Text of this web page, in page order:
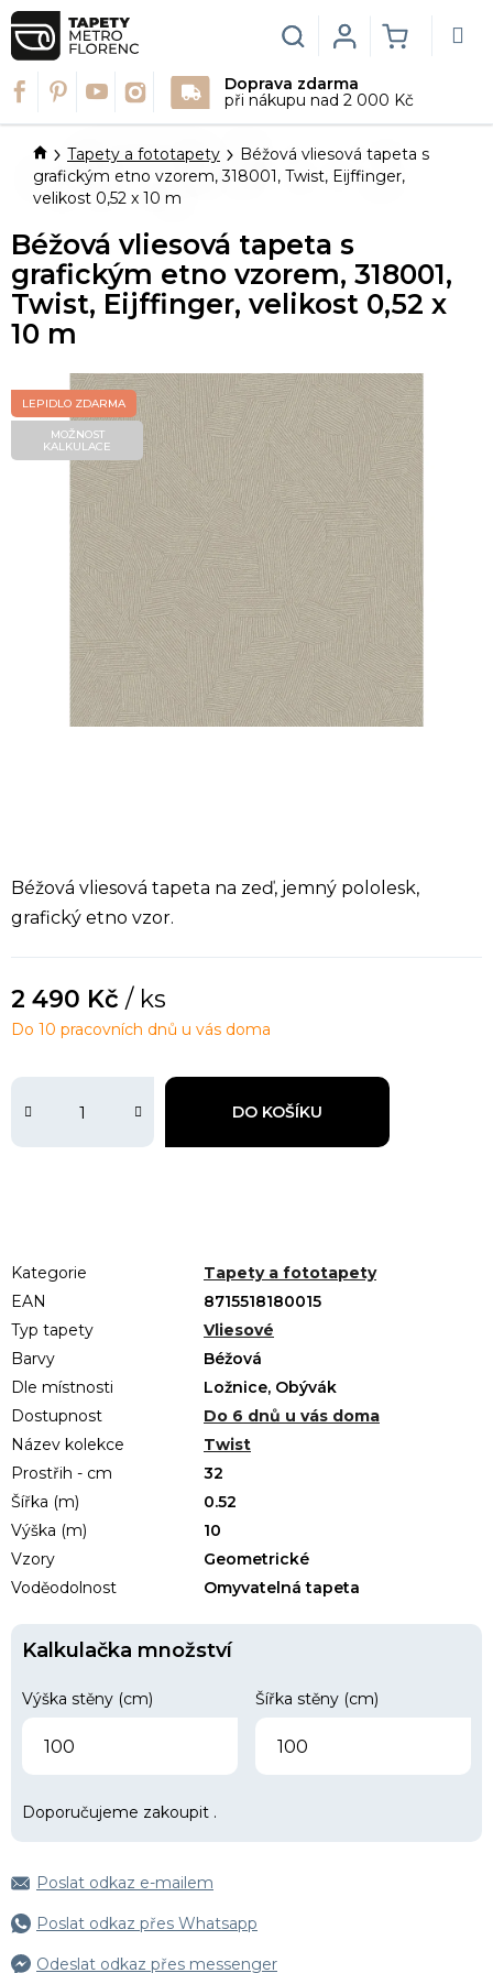
Přejít
na
obsah
Doprava zdarma
při nákupu nad 2 000 Kč
Hledat
KOŠÍK
Login
DomůTapety a fototapety
Béžová vliesová tapeta s
grafickým etno vzorem, 318001, Twist, Eijffinger,
velikost 0,52 x 10 m
Béžová vliesová tapeta na zeď, jemný pololesk,
grafický etno vzor.
2 490 Kč / ks
DO KOŠÍKU
Do 10 pracovních dnů u vás doma
Kategorie
Tapety a fototapety
EAN
8715518180015
Typ tapety
Vliesové
Barvy
Béžová
Dle místnosti
Ložnice, Obývák
Dostupnost
Do 6 dnů u vás doma
Název kolekce
Twist
Prostřih - cm
32
Šířka (m)
0.52
Výška (m)
10
Vzory
Geometrické
Voděodolnost
Omyvatelná tapeta
Kalkulačka množství
Výška stěny (cm) Šířka stěny (cm)
Doporučujeme zakoupit .
Poslat odkaz e-mailem
Poslat odkaz přes Whatsapp
Odeslat odkaz přes messenger
Béžová vliesová tapeta s
grafickým etno vzorem, 318001,
Twist, Eijffinger, velikost 0,52 x
10 m
LEPIDLO ZDARMA
MOŽNOST
KALKULACE